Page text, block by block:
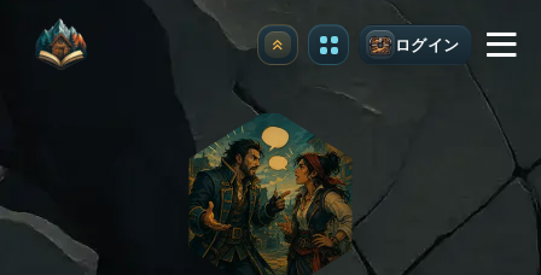
アップグレード ログイン